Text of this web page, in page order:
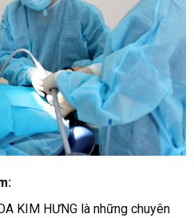
KIM HƯNG là những chuyên